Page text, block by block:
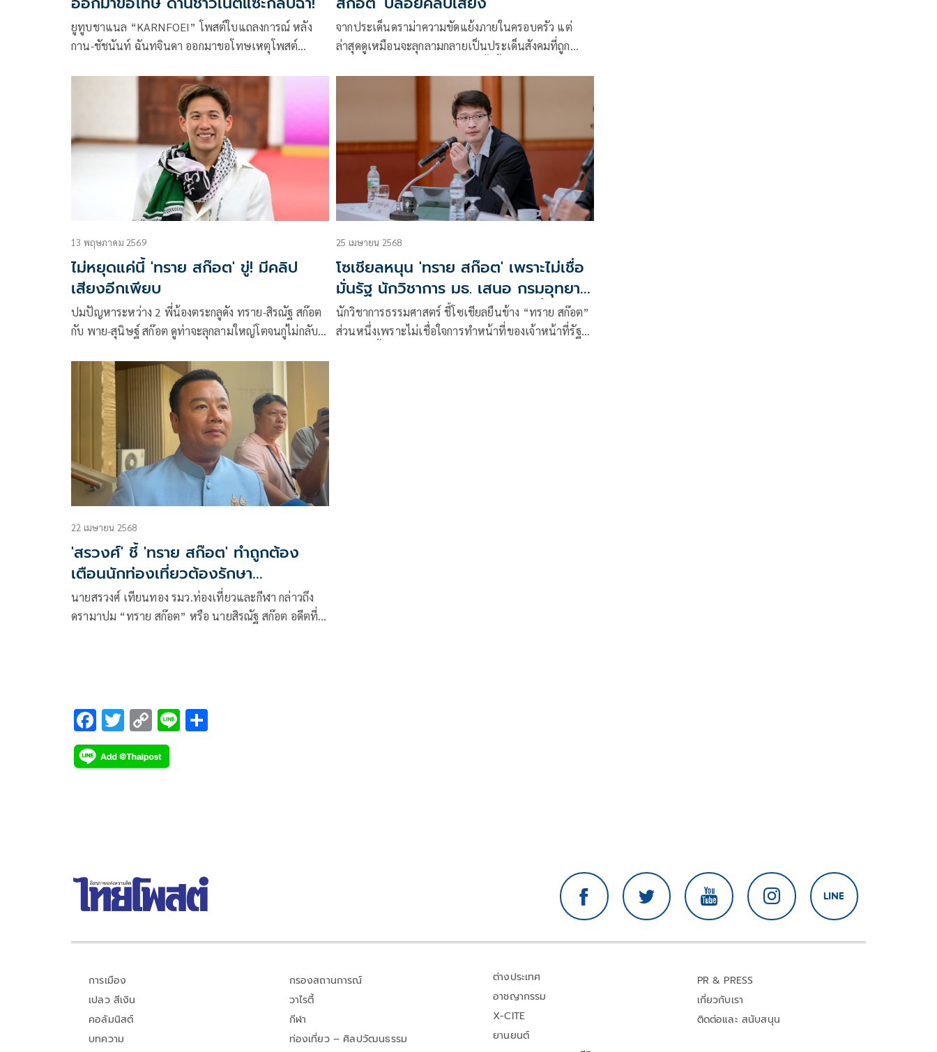
ยูทูบชาแนล “KARNFOEI” โพสต์ใบแถลงการณ์ หลัง
กาน-ชัชนันท์ ฉันทจินดา ออกมาขอโทษเหตุโพสต์
กำลังใจในโพสต์ของ มายด์-ลภัสลัล จิรเวชสุนทรกุล
จากประเด็นดราม่าความขัดแย้งภายในครอบครัว แต่
ล่าสุดดูเหมือนจะลุกลามกลายเป็นประเด็นสังคมที่ถูก
ละเมิดทางเพศตั้งแต่เด็ก แถมตอนนี้ยังถูกคุณแม่แท้ๆ
ฟ้องร้องเพื่อเอาทรัพย์สินคืน ต่อมา พาย-สุนิษฐ์ สก๊อต พี่
ชาย ก็ได้อกมาปฏิเสธในสิ่งที่ถูกกล่าวหา ส่วนทางภรรยา
มายด์-ลภัสลัล จิรเวชสุนทรกุล ก็ได้ออกมาเคลื่อนไหวผ่า
นอินสตาแกรมเพื่อซัพพอร์ตสามี
13 พฤษภาคม 2569
ไม่หยุดแค่นี้ 'ทราย สก๊อต' ขู่! มีคลิป
เสียงอีกเพียบ
ปมปัญหาระหว่าง 2 พี่น้องตระกลูดัง ทราย-สิรณัฐ สก๊อต
กับ พาย-สุนิษฐ์ สก๊อต ดูท่าจะลุกลามใหญ่โตจนกู่ไม่กลับ
ชายแท้ๆ อย่าง พาย สุนิษฐ์ ล่วงละเมิดทางเพศ ไม่นานพี่
ชายก็ได้ออกมาแก้ต่างว่าไม่เป็นความจริง แต่ยอมรับว่า
ในวัยเด็กมีการทะเลาะและกลั่นแกล้งกัน และมีการ
ขอโทษกันไปแล้ว
25 เมษายน 2568
โซเชียลหนุน 'ทราย สก๊อต' เพราะไม่เชื่อ
มั่นรัฐ นักวิชาการ มธ. เสนอ กรมอุทยา
นฯ ใช้ระบบ E-Ticket แก้ทุจริตเรื้อรัง
นักวิชาการธรรมศาสตร์ ชี้โซเชียลยืนข้าง “ทราย สก๊อต”
ส่วนหนึ่งเพราะไม่เชื่อใจการทำหน้าที่ของเจ้าหน้าที่รัฐว่า
22 เมษายน 2568
'สรวงศ์' ชี้ 'ทราย สก๊อต' ทำถูกต้อง
เตือนนักท่องเที่ยวต้องรักษา
ทรัพยากรธรรมชาติ
นายสรวงศ์ เทียนทอง รมว.ท่องเที่ยวและกีฬา กล่าวถึง
ดรามาปม “ทราย สก๊อต” หรือ นายสิรณัฐ สก๊อต อดีตที่
F
ac
e
T
wi
tt
C
o
p
Li
การเมือง
เปลว สีเงิน
คอลัมนิสต์
บทความ
กรองสถานการณ์
วาไรตี้
กีฬา
ท่องเที่ยว – ศิลปวัฒนธรรม
ต่างประเทศ
อาชญากรรม
X-CITE
ยานยนต์
PR & PRESS
เกี่ยวกับเรา
ติดต่อและ สนับสนุน